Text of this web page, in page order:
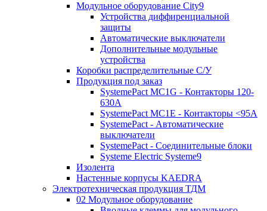
Модульное оборудование City9
Устройства диффиренциальной
защиты
Автоматические выключатели
Дополнительные модульные
устройства
Коробки распределительные C/У
Продукция под заказ
SystemePact MC1G - Контакторы 120-
630A
SystemePact MC1E - Контакторы <95A
SystemePact - Автоматические
выключатели
SystemePact - Соединительные блоки
Systeme Electric Systeme9
Изолента
Настенные корпусы KAEDRA
Электротехническая продукция ТДМ
02 Модульное оборудование